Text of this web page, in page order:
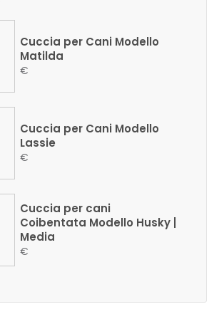
Cuccia per Cani Modello
Matilda
€
Cuccia per Cani Modello
Lassie
€
Cuccia per cani
Coibentata Modello Husky |
Media
€